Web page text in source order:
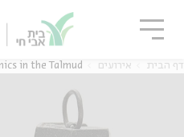
דף הבית אירועים in the Talmud
סגור